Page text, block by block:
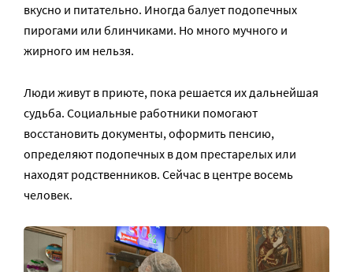
вкусно и питательно. Иногда балует подопечных
пирогами или блинчиками. Но много мучного и
жирного им нельзя.
Люди живут в приюте, пока решается их дальнейшая
судьба. Социальные работники помогают
восстановить документы, оформить пенсию,
определяют подопечных в дом престарелых или
находят родственников. Сейчас в центре восемь
человек.